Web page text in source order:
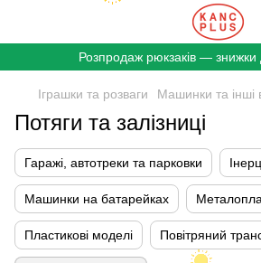
Розпродаж рюкзаків — знижки
Іграшки та розваги Машинки та інші
Потяги та залізниці
Гаражі, автотреки та парковки
Машинки на батарейках
Пластикові моделі Повітряний